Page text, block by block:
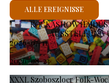
KOCKASHOW
AUSSTELLUNG
2026-07-11
-
2026-08-23
XXXI. Szoboszloer Folk-
ALLE EREIGNISSE